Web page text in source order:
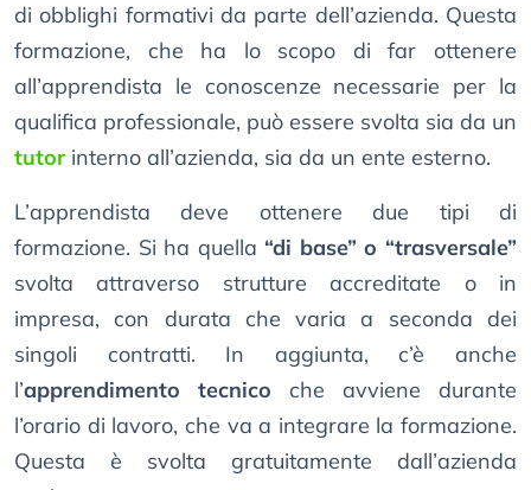
di obblighi formativi da parte dell’azienda. Questa
formazione, che ha lo scopo di far ottenere
all’apprendista le conoscenze necessarie per la
qualifica professionale, può essere svolta sia da un
tutor interno all’azienda, sia da un ente esterno.
L’apprendista deve ottenere due tipi di
formazione. Si ha quella “di base” o “trasversale”
svolta attraverso strutture accreditate o in
impresa, con durata che varia a seconda dei
singoli contratti. In aggiunta, c’è anche
l’apprendimento tecnico che avviene durante
l’orario di lavoro, che va a integrare la formazione.
Questa è svolta gratuitamente dall’azienda